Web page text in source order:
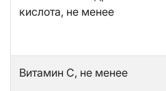
кислота, не менее
Витамин C, не менее